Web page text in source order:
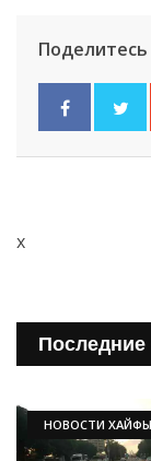
x
Последние
НОВОСТИ ХАЙФЫ